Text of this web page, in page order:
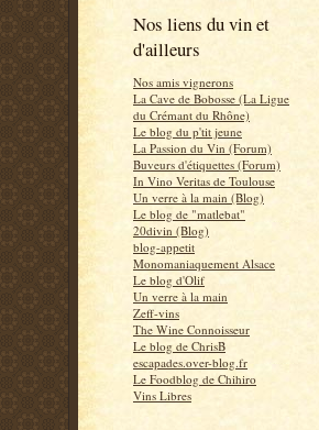
Nos liens du vin et
d'ailleurs
Nos amis vignerons
La Cave de Bobosse (La Ligue
du Crémant du Rhône)
Le blog du p'tit jeune
La Passion du Vin (Forum)
Buveurs d'étiquettes (Forum)
In Vino Veritas de Toulouse
Un verre à la main (Blog)
Le blog de "matlebat"
20divin (Blog)
blog-appetit
Monomaniaquement Alsace
Le blog d'Olif
Un verre à la main
Zeff-vins
The Wine Connoisseur
Le blog de ChrisB
escapades.over-blog.fr
Le Foodblog de Chihiro
Vins Libres